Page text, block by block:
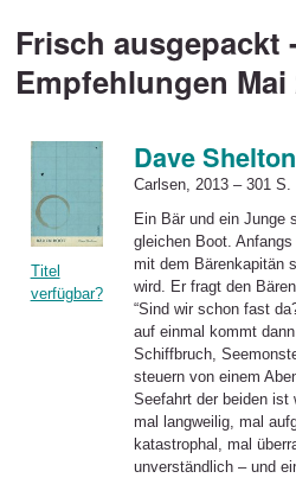
Frisch ausgepackt
Empfehlungen Mai
Titel
verfügbar?
Dave
Carlsen, 2013 – 301 S.
Ein Bär und ein Junge
gleichen Boot.
mit dem Bärenkapitän
wird. Er fragt den
“Sind wir schon fast
auf einmal kommt
Schiffbruch,
steuern von einem
Seefahrt der beiden ist
mal langweilig, mal
katastrophal, mal
unverständlich – und